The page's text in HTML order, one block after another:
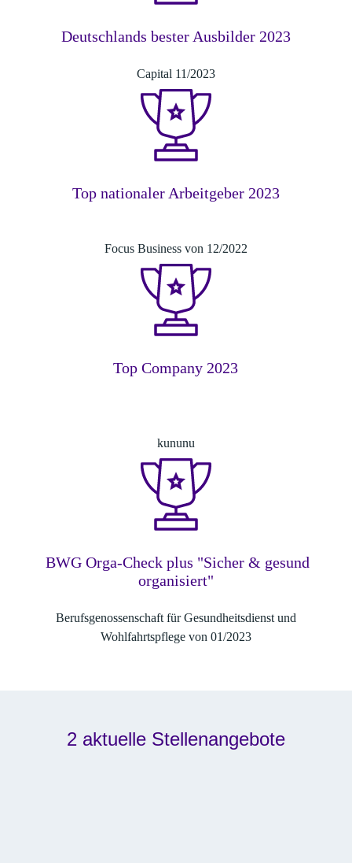
Deutschlands bester Ausbilder 2023
Capital 11/2023
Top nationaler Arbeitgeber 2023
Focus Business von 12/2022
Top Company 2023
kununu
BWG Orga-Check plus "Sicher & gesund
organisiert"
Berufsgenossenschaft für Gesundheitsdienst und
Wohlfahrtspflege von 01/2023
2 aktuelle Stellenangebote